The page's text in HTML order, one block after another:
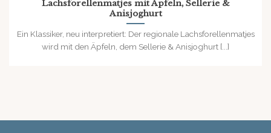
Lachsforellenmatjes mit Äpfeln, Sellerie &
Anisjoghurt
Ein Klassiker, neu interpretiert: Der regionale Lachsforellenmatjes
wird mit den Äpfeln, dem Sellerie & Anisjoghurt [...]